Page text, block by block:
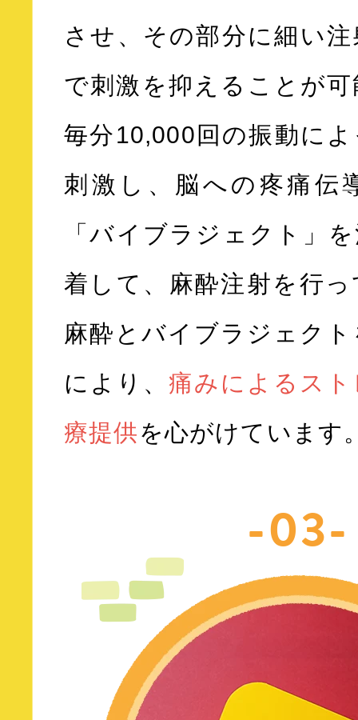
させ、その部分に細い
で刺激を抑えることが
毎分10,000回の振動に
刺激し、脳への疼痛伝
「バイブラジェクト」
着して、麻酔注射を行
麻酔とバイブラジェク
により、痛みによるス
療提供を心がけています
-03-